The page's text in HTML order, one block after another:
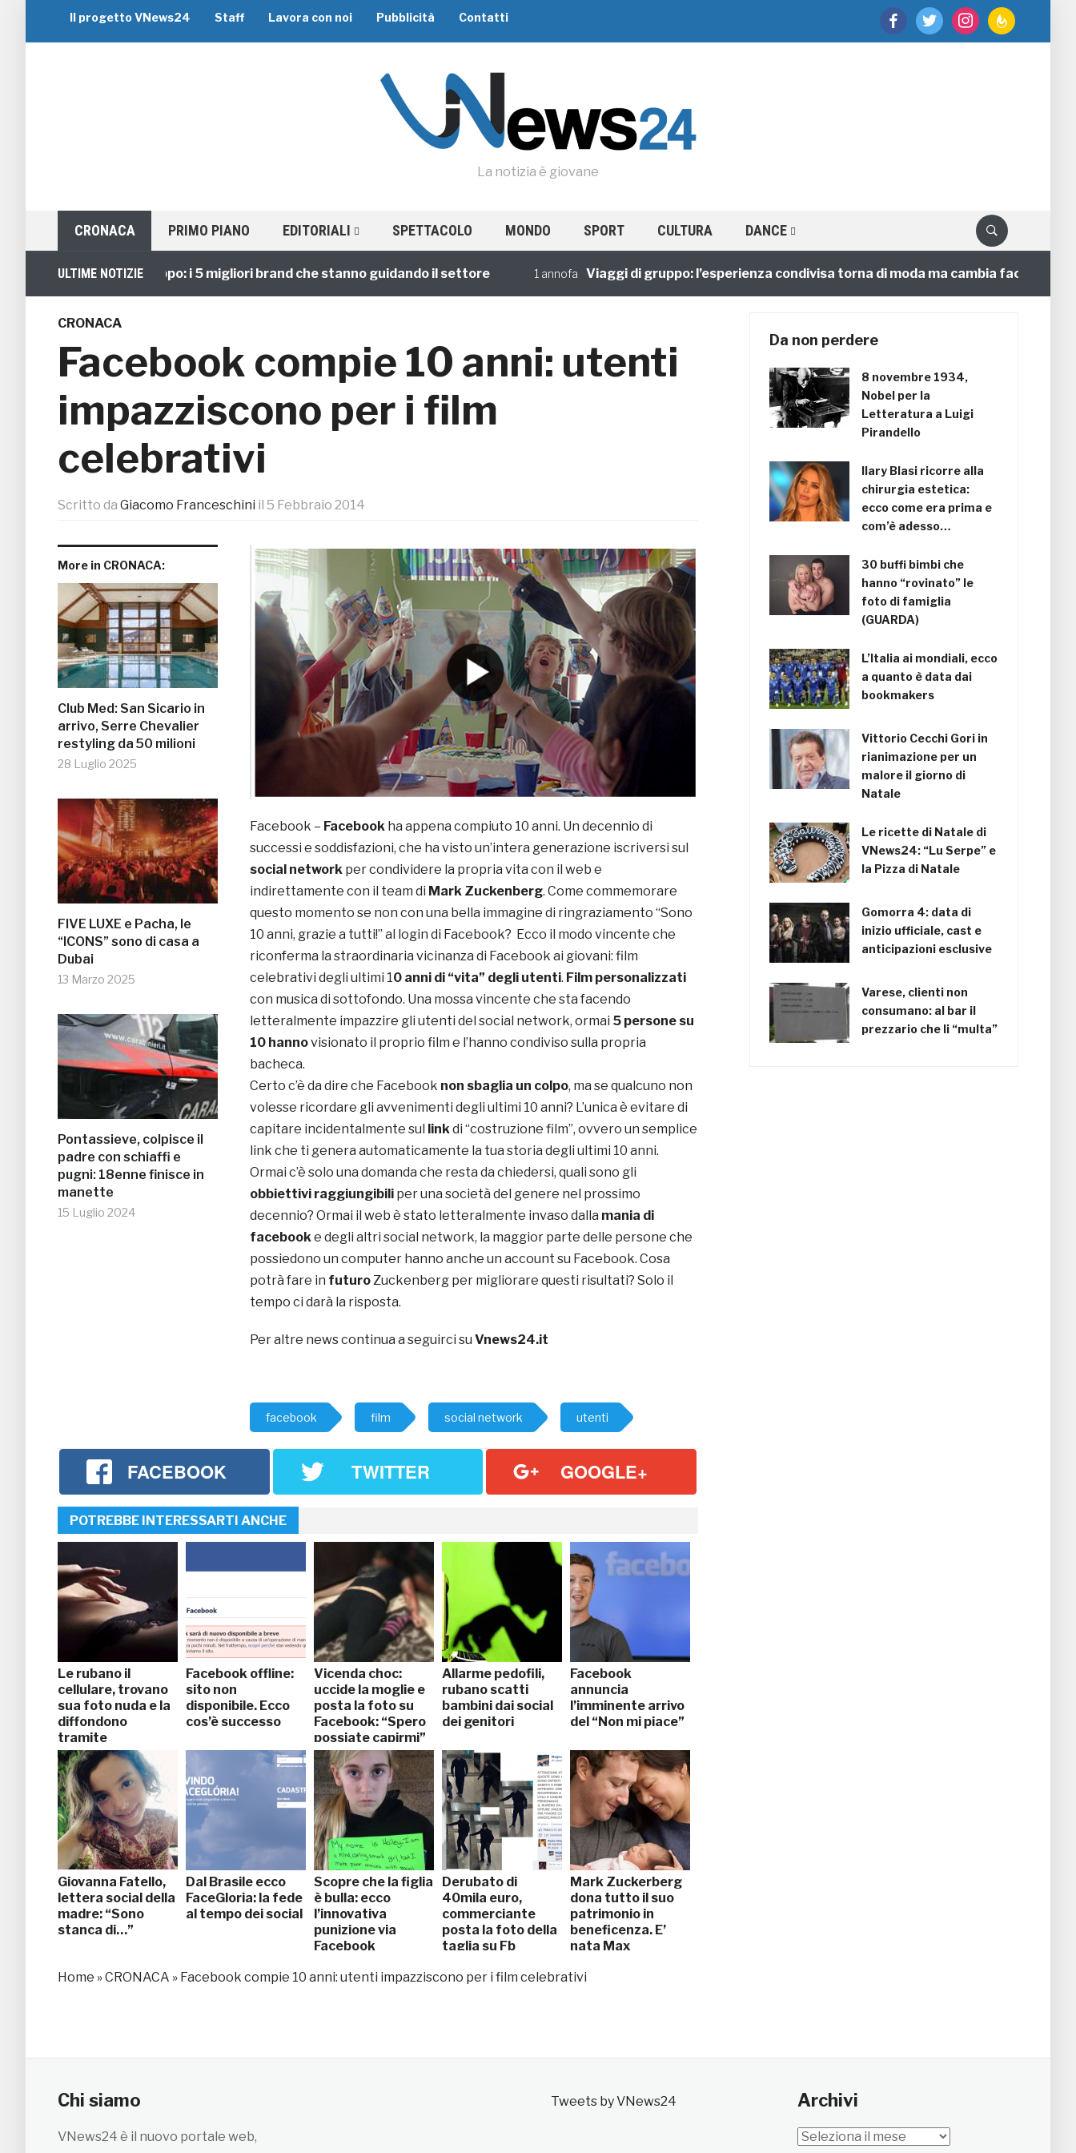
facebooktwitter instagramfeedburner
Il progetto VNews24 Staff Lavora con noi Pubblicità Contatti
La notizia è giovane
CRONACA PRIMO PIANO EDITORIALI SPETTACOLO MONDO SPORT CULTURA DANCE
ULTIME NOTIZIE
Viaggi di Gruppo: i 5 migliori brand che stanno guidando il settore 1 annofa Viaggi di gruppo: l’esperienza condivisa torna di moda ma cambia faccia
CRONACA
Facebook compie 10 anni: utenti
impazziscono per i film
celebrativi
Scritto da Giacomo Franceschini il 5 Febbraio 2014
More in CRONACA:
Club Med: San Sicario in
arrivo, Serre Chevalier
restyling da 50 milioni
28 Luglio 2025
FIVE LUXE e Pacha, le
“ICONS” sono di casa a
Dubai
13 Marzo 2025
Pontassieve, colpisce il
padre con schiaffi e
pugni: 18enne finisce in
manette
15 Luglio 2024
Facebook – Facebook ha appena compiuto 10 anni. Un decennio di
successi e soddisfazioni, che ha visto un’intera generazione iscriversi sul
social network per condividere la propria vita con il web e
indirettamente con il team di Mark Zuckenberg. Come commemorare
questo momento se non con una bella immagine di ringraziamento “Sono
10 anni, grazie a tutti!” al login di Facebook? Ecco il modo vincente che
riconferma la straordinaria vicinanza di Facebook ai giovani: film
celebrativi degli ultimi 10 anni di “vita” degli utenti. Film personalizzati
con musica di sottofondo. Una mossa vincente che sta facendo
letteralmente impazzire gli utenti del social network, ormai 5 persone su
10 hannovisionato il proprio film e l’hanno condiviso sulla propria
bacheca.
Certo c’è da dire che Facebook non sbaglia un colpo, ma se qualcuno non
volesse ricordare gli avvenimenti degli ultimi 10 anni? L’unica è evitare di
capitare incidentalmente sul link di “costruzione film”, ovvero un semplice
link che ti genera automaticamente la tua storia degli ultimi 10 anni.
Ormai c’è solo una domanda che resta da chiedersi, quali sono gli
obbiettivi raggiungibili per una società del genere nel prossimo
decennio? Ormai il web è stato letteralmente invaso dalla mania di
facebook e degli altri social network, la maggior parte delle persone che
possiedono un computer hanno anche un account su Facebook. Cosa
potrà fare in futuro Zuckenberg per migliorare questi risultati? Solo il
tempo ci darà la risposta.
Per altre news continua a seguirci su Vnews24.it
facebook film social network utenti
FACEBOOK TWITTER GOOGLE+
POTREBBE INTERESSARTI ANCHE
Le rubano il
cellulare, trovano
sua foto nuda e la
diffondono
tramite
WhatsApp.
Tredicenne tenta
il suicidio
Facebook offline:
sito non
disponibile. Ecco
cos’è successo
Vicenda choc:
uccide la moglie e
posta la foto su
Facebook: “Spero
possiate capirmi”
Allarme pedofili,
rubano scatti
bambini dai social
dei genitori
Facebook
annuncia
l’imminente arrivo
del “Non mi piace”
Giovanna Fatello,
lettera social della
madre: “Sono
stanca di…”
Dal Brasile ecco
FaceGloria: la fede
al tempo dei social
Scopre che la figlia
è bulla: ecco
l’innovativa
punizione via
Facebook
Derubato di
40mila euro,
commerciante
posta la foto della
taglia su Fb
Mark Zuckerberg
dona tutto il suo
patrimonio in
beneficenza. E’
nata Max
Home »CRONACA » Facebook compie 10 anni: utenti impazziscono per i film celebrativi
Da non perdere
8 novembre 1934,
Nobel per la
Letteratura a Luigi
Pirandello
Ilary Blasi ricorre alla
chirurgia estetica:
ecco come era prima e
com’è adesso…
30 buffi bimbi che
hanno “rovinato” le
foto di famiglia
(GUARDA)
L’Italia ai mondiali, ecco
a quanto è data dai
bookmakers
Vittorio Cecchi Gori in
rianimazione per un
malore il giorno di
Natale
Le ricette di Natale di
VNews24: “Lu Serpe” e
la Pizza di Natale
Gomorra 4: data di
inizio ufficiale, cast e
anticipazioni esclusive
Varese, clienti non
consumano: al bar il
prezzario che li “multa”
Chi siamo
VNews24 è il nuovo portale web,
Tweets by VNews24 Archivi
Archivi